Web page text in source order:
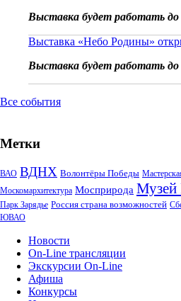
Выставка будет работать до
Выставка «Небо Родины»
Выставка будет работать до
Все события
Метки
ВАО ВДНХ Волонтёры Победы
Москомархитектура Мосприрода
Парк Зарядье Россия страна возможностей
ЮВАО
Новости
On-Line трансляции
Экскурсии On-Line
Афиша
Конкурсы